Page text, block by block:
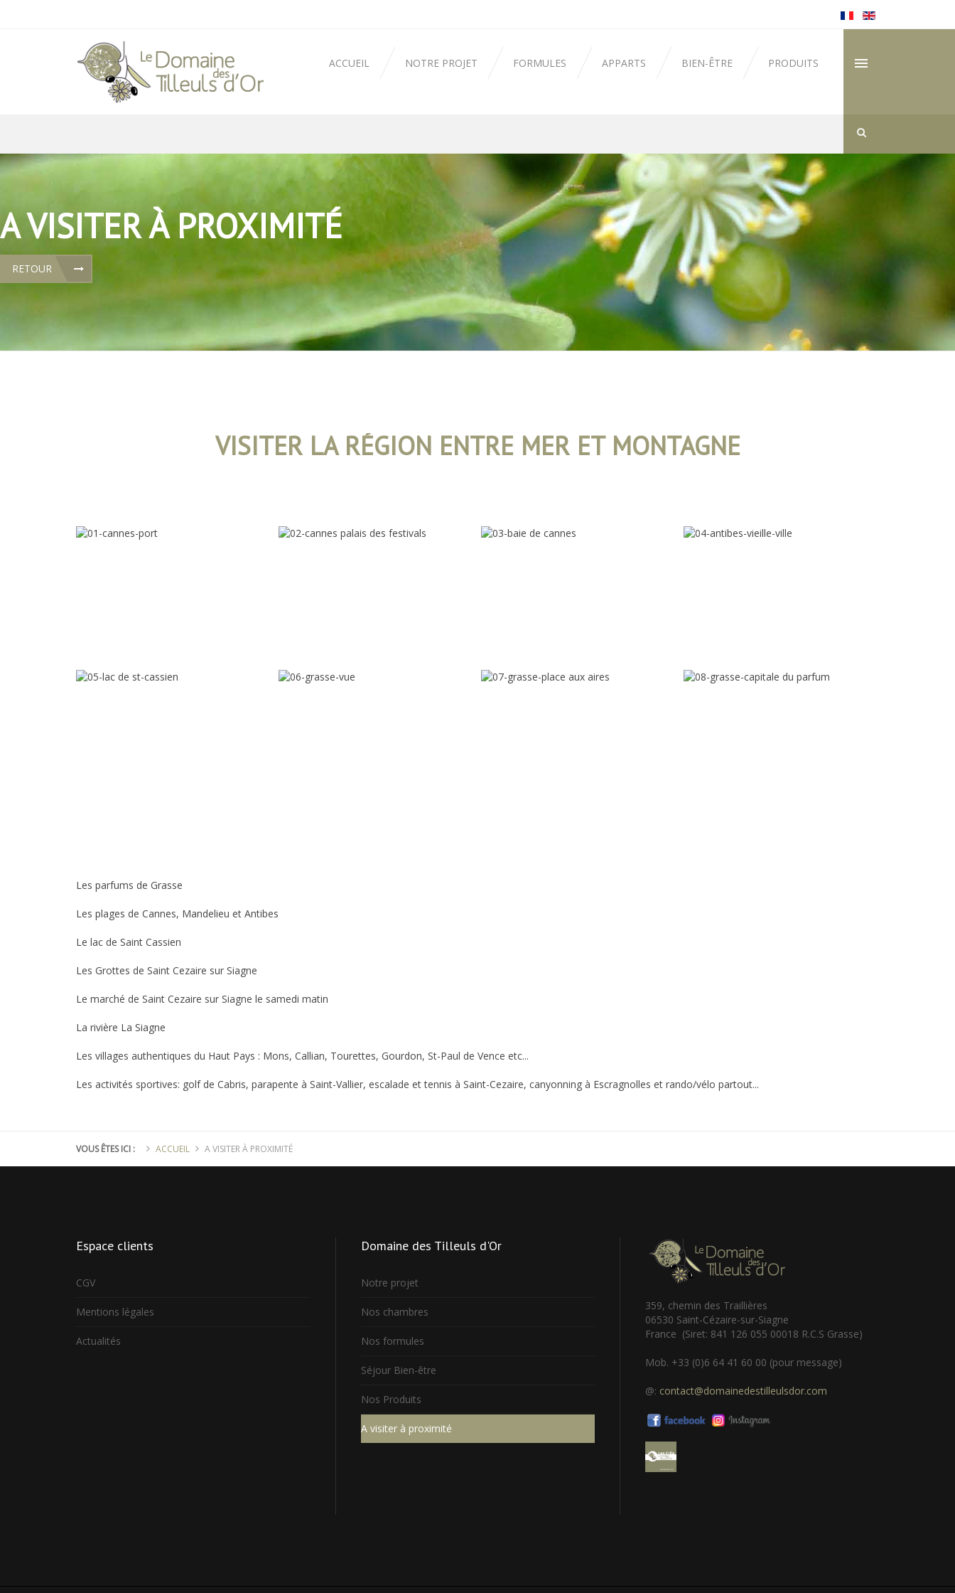
ACCUEIL NOTRE PROJET FORMULES APPARTS BIEN-ÊTRE PRODUITS
A VISITER À PROXIMITÉ
RETOUR
VISITER LA RÉGION ENTRE MER ET MONTAGNE
Les parfums de Grasse
Les plages de Cannes, Mandelieu et Antibes
Le lac de Saint Cassien
Les Grottes de Saint Cezaire sur Siagne
Le marché de Saint Cezaire sur Siagne le samedi matin
La rivière La Siagne
Les villages authentiques du Haut Pays : Mons, Callian, Tourettes, Gourdon, St-Paul de Vence etc...
Les activités sportives: golf de Cabris, parapente à Saint-Vallier, escalade et tennis à Saint-Cezaire, canyonning à Escragnolles et rando/vélo partout...
VOUS ÊTES ICI : ACCUEIL A VISITER À PROXIMITÉ
Espace clients
CGV
Mentions légales
Actualités
Domainedes Tilleuls d'Or
Notre projet
Nos chambres
Nos formules
Séjour Bien-être
Nos Produits
A visiter à proximité
359, chemin des Traillières
06530 Saint-Cézaire-sur-Siagne
France (Siret: 841 126 055 00018 R.C.S Grasse)
Mob. +33 (0)6 64 41 60 00 (pour message)
@: contact@domainedestilleulsdor.com